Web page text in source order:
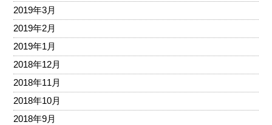
2019年3月
2019年2月
2019年1月
2018年12月
2018年11月
2018年10月
2018年9月